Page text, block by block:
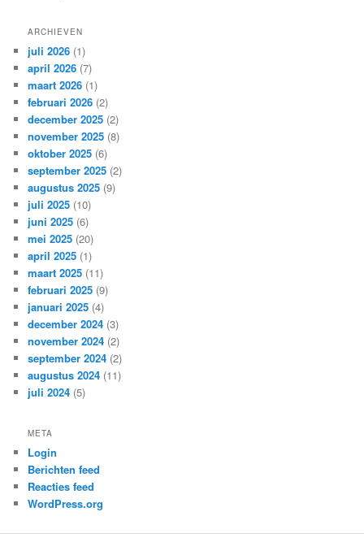
ARCHIEVEN
juli 2026 (1)
april 2026 (7)
maart 2026 (1)
februari 2026 (2)
december 2025 (2)
november 2025 (8)
oktober 2025 (6)
september 2025 (2)
augustus 2025 (9)
juli 2025 (10)
juni 2025 (6)
mei 2025 (20)
april 2025 (1)
maart 2025 (11)
februari 2025 (9)
januari 2025 (4)
december 2024 (3)
november 2024 (2)
september 2024 (2)
augustus 2024 (11)
juli 2024 (5)
META
Login
Berichten feed
Reacties feed
WordPress.org